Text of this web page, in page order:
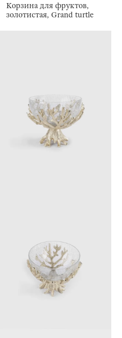
Корзина для фруктов,
золотистая, Grand turtle